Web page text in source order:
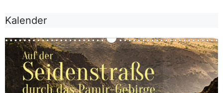
Kalender